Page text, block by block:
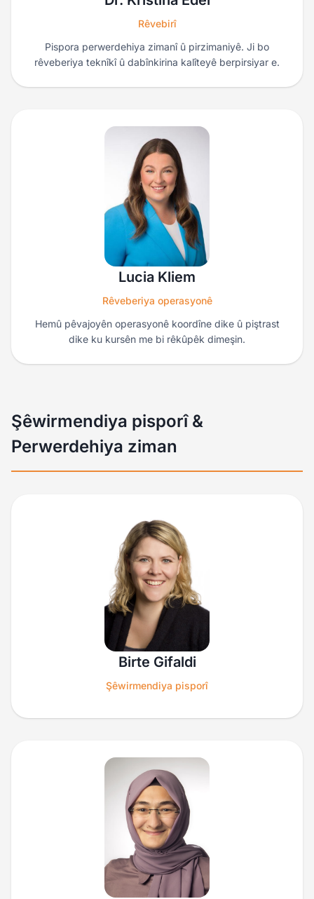
Rêvebirî
Pispora perwerdehiya zimanî û pirzimaniyê. Ji bo
rêveberiya teknîkî û dabînkirina kalîteyê berpirsiyar e.
Lucia Kliem
Rêveberiya operasyonê
Hemû pêvajoyên operasyonê koordîne dike û piştrast
dike ku kursên me bi rêkûpêk dimeşin.
Şêwirmendiya pisporî &
Perwerdehiya ziman
Birte Gifaldi
Şêwirmendiya pisporî